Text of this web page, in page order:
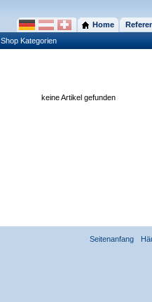
Home
Shop Kategorien
keine Artikel gefunden
Seitenanfang